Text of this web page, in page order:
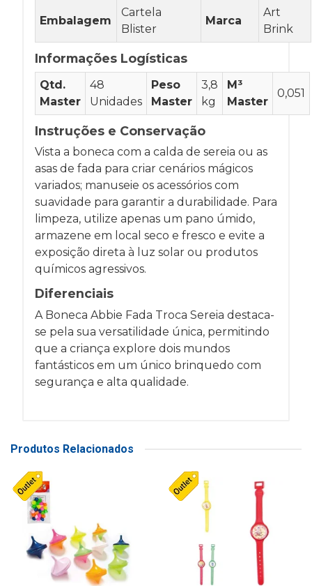
Embalagem
Cartela
Blister
Marca
Art
Brink
Informações Logísticas
Qtd.
Master
48
Unidades
Peso
Master
3,8
kg
M³
Master
0,051
Instruções e Conservação
Vista a boneca com a calda de sereia ou as
asas de fada para criar cenários mágicos
variados; manuseie os acessórios com
suavidade para garantir a durabilidade. Para
limpeza, utilize apenas um pano úmido,
armazene em local seco e fresco e evite a
exposição direta à luz solar ou produtos
químicos agressivos.
Diferenciais
A Boneca Abbie Fada Troca Sereia destaca-
se pela sua versatilidade única, permitindo
que a criança explore dois mundos
fantásticos em um único brinquedo com
segurança e alta qualidade.
Produtos Relacionados